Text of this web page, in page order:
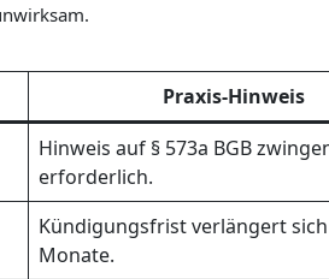
Praxis-Hinweis
Hinweis auf § 573a BGB
erforderlich.
Kündigungsfrist verlängert
Monate.